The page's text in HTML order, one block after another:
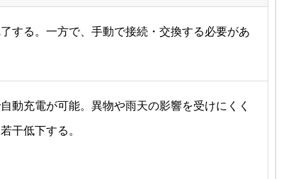
する。一方で、手動で接続・交換する必要があ
動充電が可能。異物や雨天の影響を受けにくく
干低下する。